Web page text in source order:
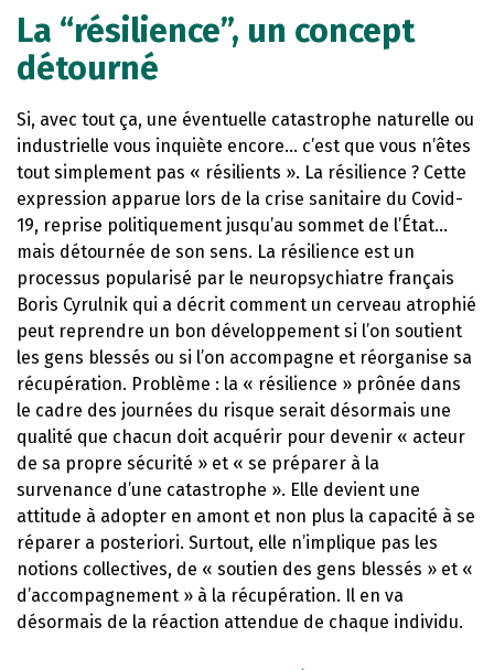
La “résilience”, un concept
détourné
Si, avec tout ça, une éventuelle catastrophe naturelle ou
industrielle vous inquiète encore… c’est que vous n’êtes
tout simplement pas « résilients ». La résilience ? Cette
expression apparue lors de la crise sanitaire du Covid-
19, reprise politiquement jusqu’au sommet de l’État…
mais détournée de son sens. La résilience est un
processus popularisé par le neuropsychiatre français
Boris Cyrulnik qui a décrit comment un cerveau atrophié
peut reprendre un bon développement si l’on soutient
les gens blessés ou si l’on accompagne et réorganise sa
récupération. Problème : la « résilience » prônée dans
le cadre des journées du risque serait désormais une
qualité que chacun doit acquérir pour devenir « acteur
de sa propre sécurité » et « se préparer à la
survenance d’une catastrophe ». Elle devient une
attitude à adopter en amont et non plus la capacité à se
réparer a posteriori. Surtout, elle n’implique pas les
notions collectives, de « soutien des gens blessés » et «
d’accompagnement » à la récupération. Il en va
désormais de la réaction attendue de chaque individu.